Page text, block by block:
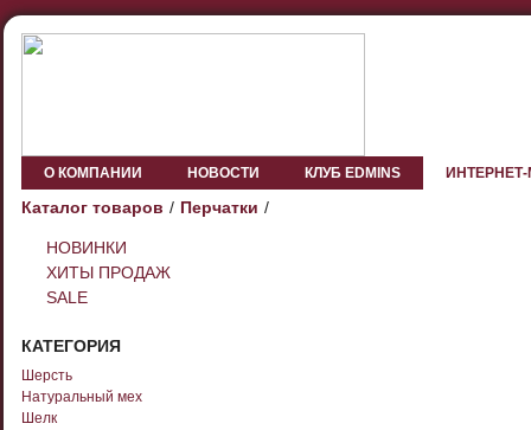
О КОМПАНИИ НОВОСТИ КЛУБ EDMINS
Каталог товаров Перчатки
НОВИНКИ
ХИТЫ ПРОДАЖ
SALE
КАТЕГОРИЯ
Шерсть
Натуральный мех
Шелк